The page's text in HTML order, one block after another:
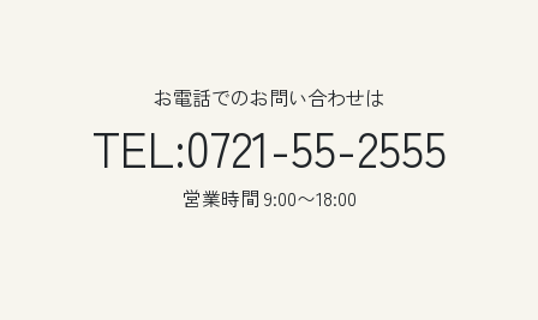
お電話でのお問い合わせは
TEL:0721-55-2555
営業時間 9:00〜18:00